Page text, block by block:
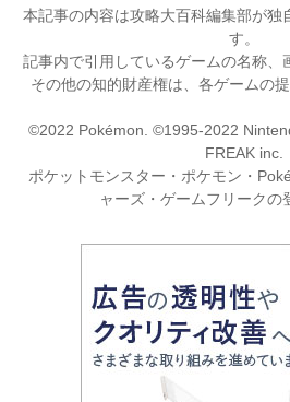
本記事の内容は攻略大百科編集部が独
す。
記事内で引用しているゲームの名称、
その他の知的財産権は、各ゲームの
©2022 Pokémon. ©1995-2022
FREAK inc.
ポケットモンスター・ポケモン・
ャーズ・ゲームフリークの